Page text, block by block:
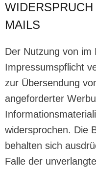
MAILS
Der Nutzung von im
Impressumspflicht
zur Übersendung
angeforderter
widersprochen. Die
behalten sich
Falle der